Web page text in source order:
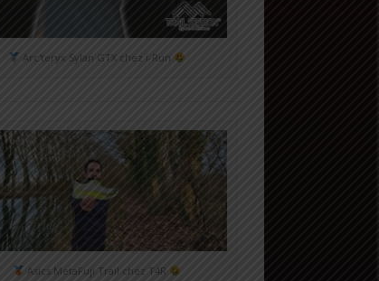
Arc'teryx Sylan GTX chez i-Run
Asics MetaFuji Trail chez T4R